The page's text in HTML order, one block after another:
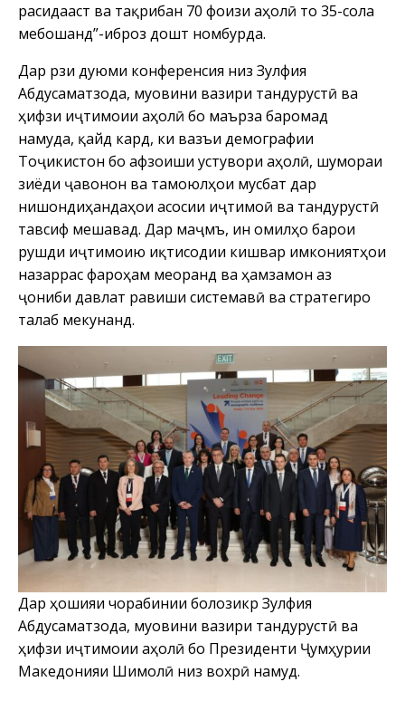
расидааст ва тақрибан 70 фоизи аҳолӣ то 35-сола
мебошанд”-иброз дошт номбурда.
Дар рӯзи дуюми конференсия низ Зулфия
Абдусаматзода, муовини вазири тандурустӣ ва
ҳифзи иҷтимоии аҳолӣ бо маърӯза баромад
намуда, қайд кард, ки вазъи демографии
Тоҷикистон бо афзоиши устувори аҳолӣ, шумораи
зиёди ҷавонон ва тамоюлҳои мусбат дар
нишондиҳандаҳои асосии иҷтимоӣ ва тандурустӣ
тавсиф мешавад. Дар маҷмӯъ, ин омилҳо барои
рушди иҷтимоию иқтисодии кишвар имкониятҳои
назаррас фароҳам меоранд ва ҳамзамон аз
ҷониби давлат равиши системавӣ ва стратегиро
талаб мекунанд.
Дар ҳошияи чорабинии болозикр Зулфия
Абдусаматзода, муовини вазири тандурустӣ ва
ҳифзи иҷтимоии аҳолӣ бо Президенти Ҷумҳурии
Македонияи Шимолӣ низ вохӯрӣ намуд.